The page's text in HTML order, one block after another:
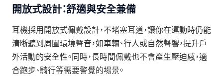
開放式設計：舒適與安全兼備
耳機採用開放式佩戴設計，不堵塞耳道，讓你在運動時仍能
清晰聽到周圍環境聲音，如車輛、行人或自然聲響，提升戶
外活動的安全性。同時，長時間佩戴也不會產生壓迫感，適
合跑步、騎行等需要警覺的場景。